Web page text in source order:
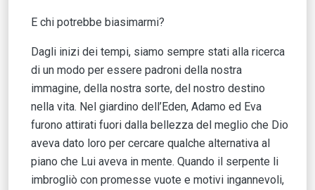
E chi potrebbe biasimarmi?
Dagli inizi dei tempi, siamo sempre stati alla ricerca
di un modo per essere padroni della nostra
immagine, della nostra sorte, del nostro destino
nella vita. Nel giardino dell’Eden, Adamo ed Eva
furono attirati fuori dalla bellezza del meglio che Dio
aveva dato loro per cercare qualche alternativa al
piano che Lui aveva in mente. Quando il serpente li
imbrogliò con promesse vuote e motivi ingannevoli,